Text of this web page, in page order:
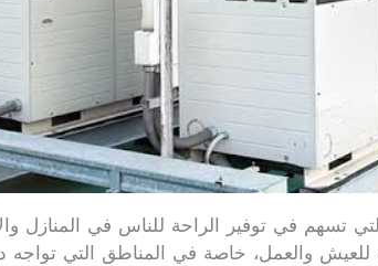
تسهم في توفير الراحة للناس في المنازل
والعمل، خاصة في المناطق التي تواجه